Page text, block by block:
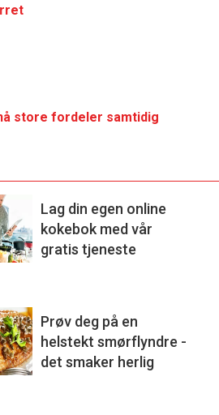
store fordeler samtidig
Lag din egen online
kokebok med vår
gratis tjeneste
Prøv deg på en
helstekt smørflyndre -
det smaker herlig